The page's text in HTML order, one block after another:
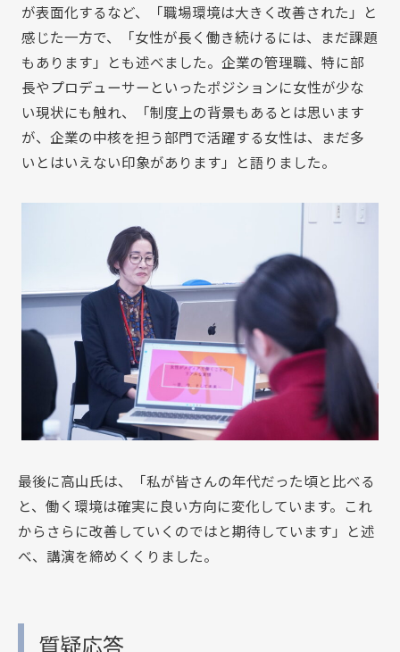
が表面化するなど、「職場環境は大きく改善された」と
感じた一方で、「女性が長く働き続けるには、まだ課題
もあります」とも述べました。企業の管理職、特に部
長やプロデューサーといったポジションに女性が少な
い現状にも触れ、「制度上の背景もあるとは思います
が、企業の中核を担う部門で活躍する女性は、まだ多
いとはいえない印象があります」と語りました。
最後に高山氏は、「私が皆さんの年代だった頃と比べる
と、働く環境は確実に良い方向に変化しています。これ
からさらに改善していくのではと期待しています」と述
べ、講演を締めくくりました。
質疑応答